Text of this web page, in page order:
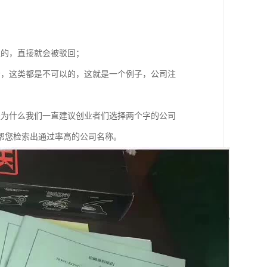
，直接就会被驳回；
这类都是不可以的，这就是一个例子，公司注
什么我们一直建议创业者们选择两个字的公司
检索出通过率高的公司名称。